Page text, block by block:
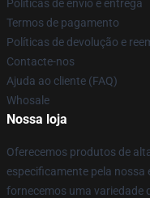
Políticas de envio e entrega
Termos de pagamento
Políticas de devolução e
Contacte-nos
Ajuda ao cliente (FAQ)
Whosale
Nossa loja
Oferecemos produtos de
especificamente pela nossa
fornecemos uma variedade